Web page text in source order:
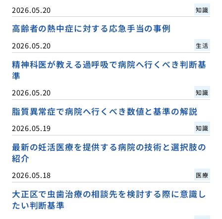
2026.05.20 知識
高齢者の熱中症に対する応急手当の事例
2026.05.20 生活
精神科医が教える過呼吸で病院へ行くべき判断基
準
2026.05.20 知識
脂質異常症で病院へ行くべき数値と基準の解説
2026.05.19 知識
最新の妊活医療を提供する病院の技術と選択肢の
紹介
2026.05.18 医療
大正区で虫歯治療の相談先を検討する際に意識し
たい判断基準